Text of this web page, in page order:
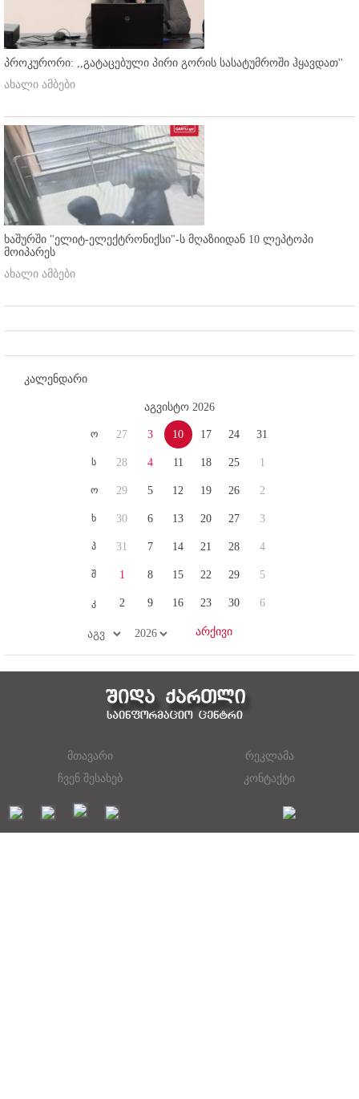
პროკურორი: ,,გატაცებული პირი გორის სასატუმროში ჰყავდათ''
ახალი ამბები
ხაშურში "ელიტ-ელექტრონიქსი"-ს მღაზიიდან 10 ლეპტოპი
მოიპარეს
ახალი ამბები
კალენდარი
აგვისტო 2026
ო
ს
ო
ხ
პ
შ
კ
27
28
29
30
31
1
2
3
4
5
6
7
8
9
10
11
12
13
14
15
16
17
18
19
20
21
22
23
24
25
26
27
28
29
30
31
1
2
3
4
5
6
მთავარი
რეკლამა
ჩვენ შესახებ
კონტაქტი